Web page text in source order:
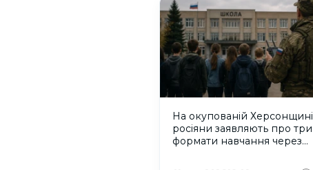
На окупованій Херсонщині
росіяни заявляють про три
формати навчання через